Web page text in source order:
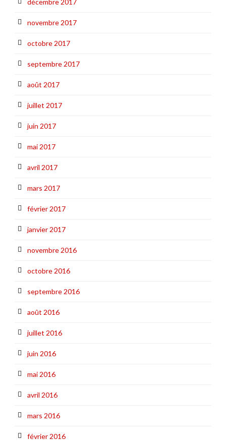
décembre 2017
novembre 2017
octobre 2017
septembre 2017
août 2017
juillet 2017
juin 2017
mai 2017
avril 2017
mars 2017
février 2017
janvier 2017
novembre 2016
octobre 2016
septembre 2016
août 2016
juillet 2016
juin 2016
mai 2016
avril 2016
mars 2016
février 2016